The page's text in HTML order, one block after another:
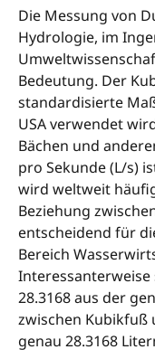
Die Messung von
Hydrologie, im
Bedeutung. Der
standardisierte
USA verwendet
Bächen und
pro Sekunde (L/s)
wird weltweit
Beziehung
entscheidend für
Bereich
28.3168 aus der
zwischen Kubikfuß
genau 28.3168